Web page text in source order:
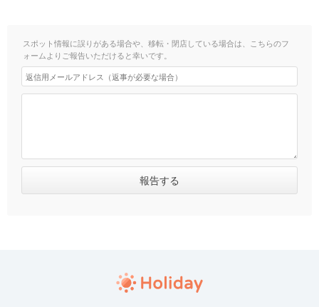
スポット情報に誤りがある場合や、移転・閉店している場合は、こちらのフ
ォームよりご報告いただけると幸いです。